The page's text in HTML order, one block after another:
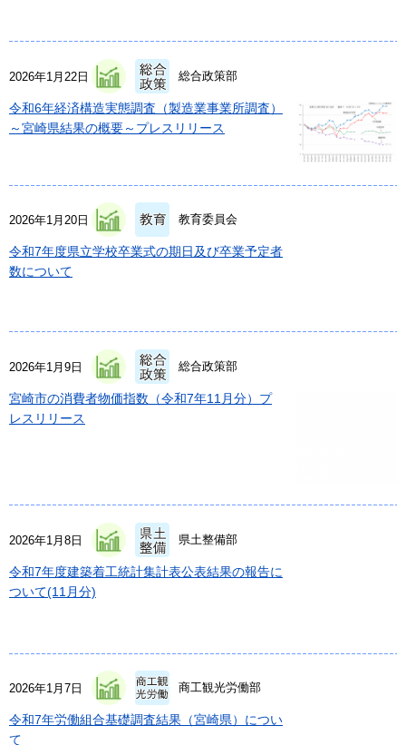
2026年1月22日 総合政策部
令和6年経済構造実態調査（製造業事業所調査）
～宮崎県結果の概要～プレスリリース
2026年1月20日 教育委員会
令和7年度県立学校卒業式の期日及び卒業予定者
数について
2026年1月9日 総合政策部
宮崎市の消費者物価指数（令和7年11月分）プ
レスリリース
2026年1月8日 県土整備部
令和7年度建築着工統計集計表公表結果の報告に
ついて(11月分)
2026年1月7日 商工観光労働部
令和7年労働組合基礎調査結果（宮崎県）につい
て